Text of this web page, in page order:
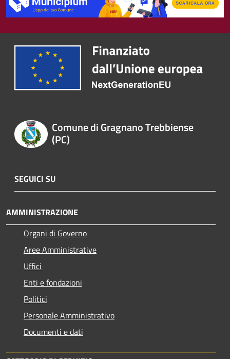
Comune di Gragnano Trebbiense
(PC)
SEGUICI SU
AMMINISTRAZIONE
Organi di Governo
Aree Amministrative
Uffici
Enti e fondazioni
Politici
Personale Amministrativo
Documenti e dati